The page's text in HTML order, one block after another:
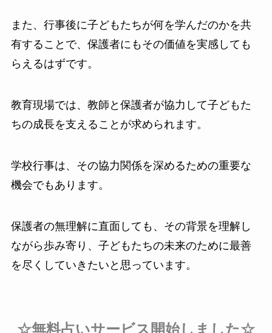
また、行事後に子どもたちが何を学んだのかを共
有することで、保護者にもその価値を実感しても
らえるはずです。
教育現場では、教師と保護者が協力して子どもた
ちの成長を支えることが求められます。
学校行事は、その協力関係を深めるための重要な
機会でもあります。
保護者の無理解に直面しても、その背景を理解し
ながら歩み寄り、子どもたちの未来のために最善
を尽くしていきたいと思っています。
☆無料占いサービス開始しました☆